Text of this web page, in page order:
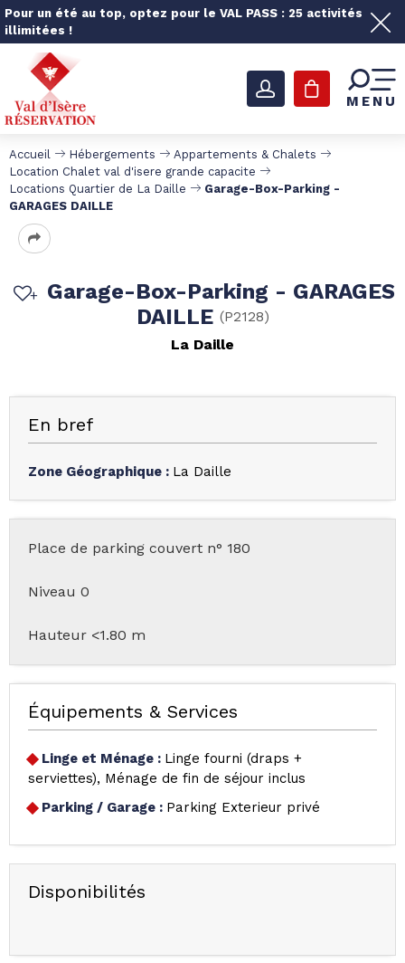
Pour un été au top, optez pour le VAL PASS : 25 activités
illimitées !
MENU
Accueil Hébergements
Appartements & Chalets
Location Chalet val d'isere grande capacite
Locations Quartier de La Daille
Garage-Box-Parking -
GARAGES DAILLE
Garage-Box-Parking - GARAGES
DAILLE (P2128)
La Daille
En bref
Zone Géographique : La Daille
Place de parking couvert n° 180
Niveau 0
Hauteur <1.80 m
Équipements & Services
Linge et Ménage : Linge fourni (draps +
serviettes)
Ménage de fin de séjour inclus
Parking / Garage : Parking Exterieur privé
Disponibilités